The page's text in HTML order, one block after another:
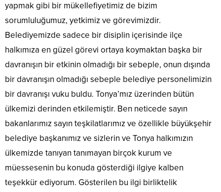
yapmak gibi bir mükellefiyetimiz de bizim
sorumluluğumuz, yetkimiz ve görevimizdir.
Belediyemizde sadece bir disiplin içerisinde ilçe
halkımıza en güzel görevi ortaya koymaktan başka bir
davranışın bir etkinin olmadığı bir sebeple, onun dışında
bir davranışın olmadığı sebeple belediye personelimizin
bir davranışı vuku buldu. Tonya’mız üzerinden bütün
ülkemizi derinden etkilemiştir. Ben neticede sayın
bakanlarımız sayın teşkilatlarımız ve özellikle büyükşehir
belediye başkanımız ve sizlerin ve Tonya halkımızın
ülkemizde tanıyan tanımayan birçok kurum ve
müessesenin bu konuda gösterdiği ilgiye kalben
teşekkür ediyorum. Gösterilen bu ilgi birliktelik